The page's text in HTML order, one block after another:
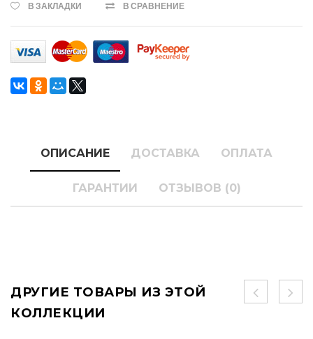
В ЗАКЛАДКИ В СРАВНЕНИЕ
ОПИСАНИЕ ДОСТАВКА ОПЛАТА
ГАРАНТИИ ОТЗЫВОВ (0)
ДРУГИЕ ТОВАРЫ ИЗ ЭТОЙ
КОЛЛЕКЦИИ